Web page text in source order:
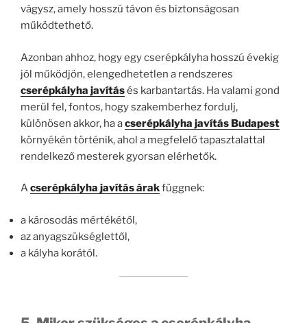
vágysz, amely hosszú távon és biztonságosan
működtethető.
Azonban ahhoz, hogy egy cserépkályha hosszú évekig
jól működjön, elengedhetetlen a rendszeres
cserépkályha javításés karbantartás. Ha valami gond
merül fel, fontos, hogy szakemberhez fordulj,
különösen akkor, ha acserépkályha javítás Budapest
környékén történik, ahol a megfelelő tapasztalattal
rendelkező mesterek gyorsan elérhetők.
Acserépkályha javítás árakfüggnek:
a károsodás mértékétől,
az anyagszükséglettől,
a kályha korától.